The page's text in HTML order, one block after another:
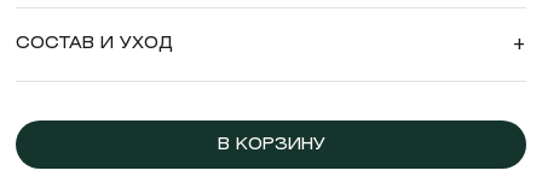
СОСТАВ И УХОД +
В КОРЗИНУ